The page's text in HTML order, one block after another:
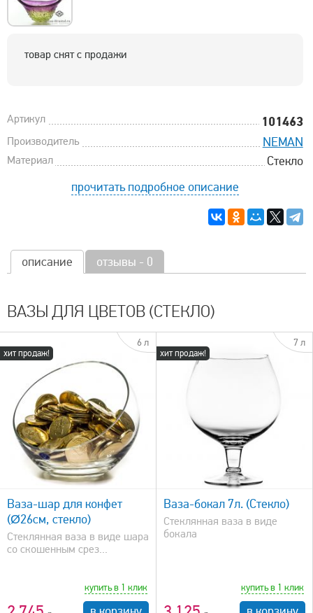
товар снят с продажи
Артикул 101463
Производитель NEMAN
Материал
Стекло
прочитать подробное описание
описание отзывы - 0
ВАЗЫ ДЛЯ ЦВЕТОВ (СТЕКЛО)
хит продаж!
6 л
Ваза-шар для конфет
(Ø26см, стекло)
Стеклянная ваза в виде шара
со скошенным срез...
купить в 1 клик
хит продаж!
7 л
быстрый просмотр
Ваза-бокал 7л. (Стекло)
Стеклянная ваза в виде
бокала
купить в 1 клик